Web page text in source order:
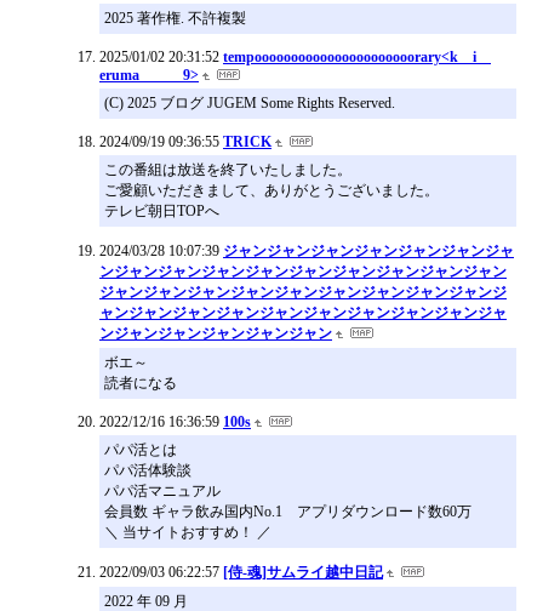
2025 著作権. 不許複製
2025/01/02 20:31:52 tempoooooooooooooooooooooorary<k i
eruma 9>
(C) 2025 ブログ JUGEM Some Rights Reserved.
2024/09/19 09:36:55 TRICK
この番組は放送を終了いたしました。
ご愛顧いただきまして、ありがとうございました。
テレビ朝日TOPへ
2024/03/28 10:07:39 ジャンジャンジャンジャンジャンジャンジャ
ンジャンジャンジャンジャンジャンジャンジャンジャンジャン
ジャンジャンジャンジャンジャンジャンジャンジャンジャンジ
ャンジャンジャンジャンジャンジャンジャンジャンジャンジャ
ンジャンジャンジャンジャンジャン
ボエ～
読者になる
2022/12/16 16:36:59 100s
パパ活とは
パパ活体験談
パパ活マニュアル
会員数 ギャラ飲み国内No.1 アプリダウンロード数60万
＼ 当サイトおすすめ！ ／
2022/09/03 06:22:57 [侍-魂]サムライ越中日記
2022 年 09 月